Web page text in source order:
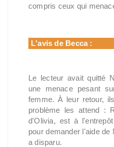
compris ceux qui
L'avis de Becca :
Le lecteur avait quitté
une menace pesant
femme. À leur retour,
problème les attend :
d'Olivia, est à
pour demander l'aide
a disparu.